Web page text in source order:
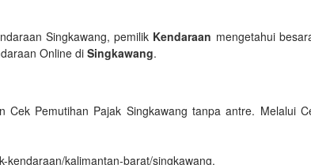
Singkawang, pemilik Kendaraan mengetahui
Online diSingkawang.
Cek Pemutihan Pajak Singkawang tanpa antre. Melalui
kendaraan/kalimantan-barat/singkawang.